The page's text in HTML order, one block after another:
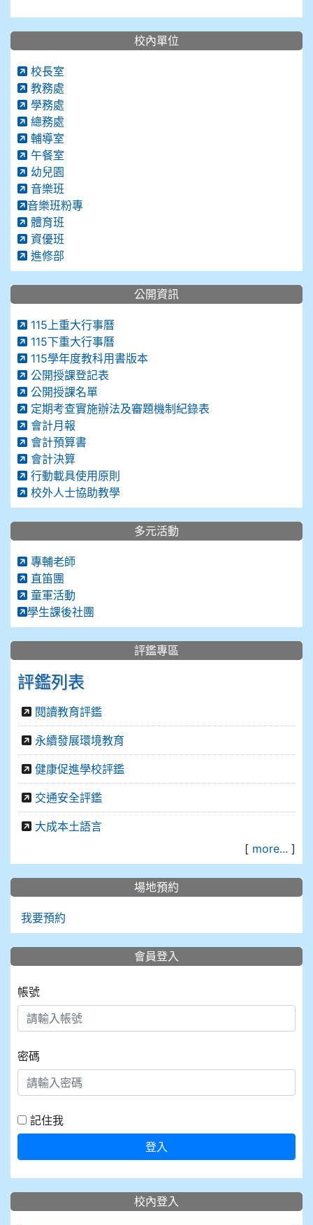
校內單位
校長室
教務處
學務處
總務處
輔導室
午餐室
幼兒園
音樂班
音樂班粉專
體育班
資優班
進修部
公開資訊
115上重大行事曆
115下重大行事曆
115學年度教科用書版本
公開授課登記表
公開授課名單
定期考查實施辦法及審題機制紀錄表
會計月報
會計預算書
會計決算
行動載具使用原則
校外人士協助教學
多元活動
專輔老師
直笛團
童軍活動
學生課後社團
評鑑專區
評鑑列表
閱讀教育評鑑
永續發展環境教育
健康促進學校評鑑
交通安全評鑑
大成本土語言
[ more... ]
場地預約
我要預約
會員登入
帳號
密碼
記住我
登入
校內登入